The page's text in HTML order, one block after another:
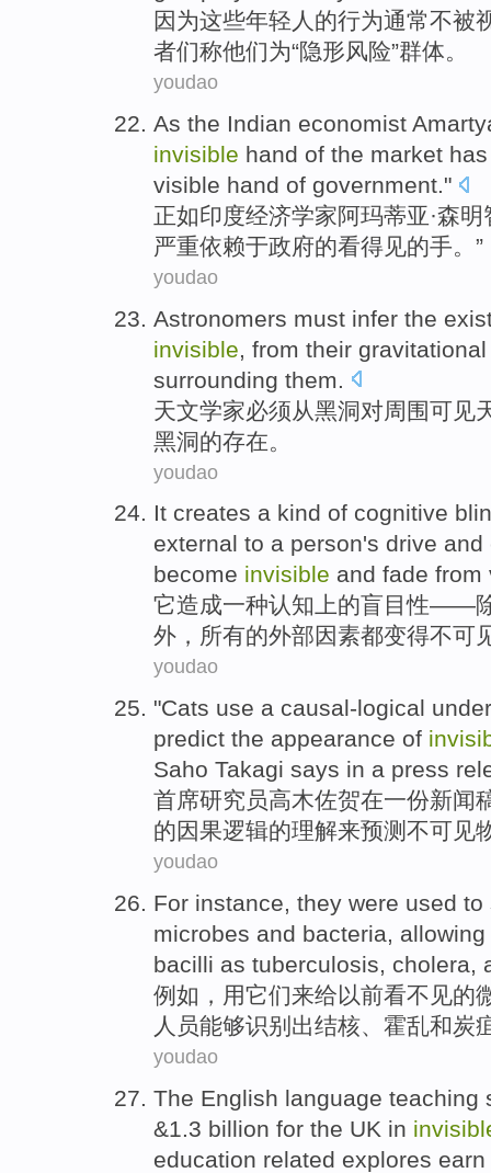
因为这些年轻人 的行为通常不被
者们称他们为“隐形风险”群体。
youdao
As the Indian economist
invisible hand of the market
visible hand of government."
正如印度经济学家阿玛蒂亚·森明
严重依赖于政府的看得见的手。”
youdao
Astronomers must infer the
invisible from their gravitational
surrounding them
天文学家必须从黑洞对周围可见
黑洞的存在 。
youdao
It creates a kind of cognitive
external to a person's drive and
become invisible and fade from
它造成一种认知 上的盲目性——
外 ， 所有的外部因素都变得不可
youdao
"Cats use a causal-logical
predict the appearance of
Saho Takagi says in a press
首席研究员高木佐贺在一份新闻
的因果逻辑的理解来预测 不可见
youdao
For instance, they were used to
microbes and bacteria, allowing
bacilli as tuberculosis, cholera,
例如 ， 用它们来给以前看不见的
人员能够识别出结核、 霍乱和炭
youdao
The English language teaching
&1.3 billion for the UK in
education related explores earn